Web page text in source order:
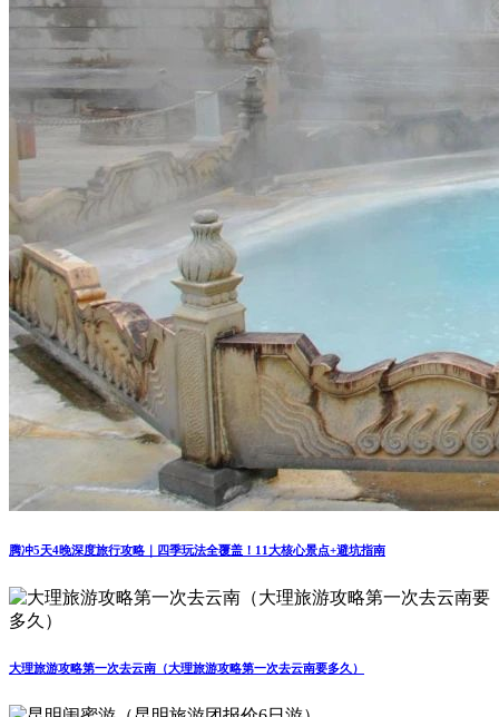
腾冲5天4晚深度旅行攻略｜四季玩法全覆盖！11大核心景点+避坑指南
大理旅游攻略第一次去云南（大理旅游攻略第一次去云南要多久）